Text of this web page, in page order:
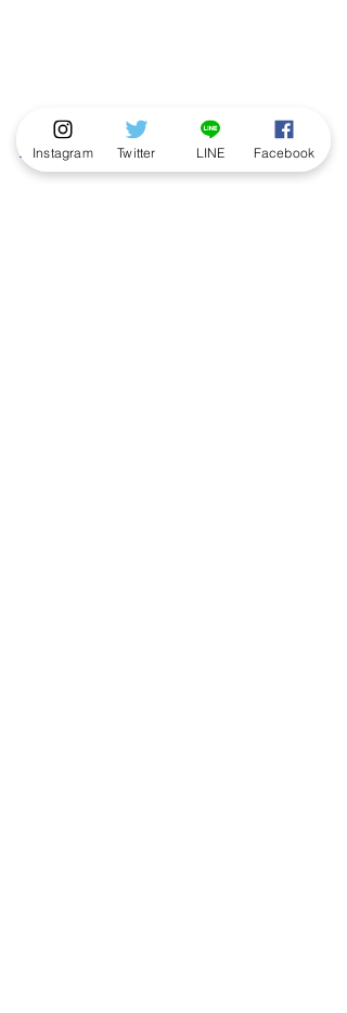
■Loppiでの購入方法（動画）
https://youtu.be/Lj7MJxXz-cA
Instagram Twitter LINE Facebook